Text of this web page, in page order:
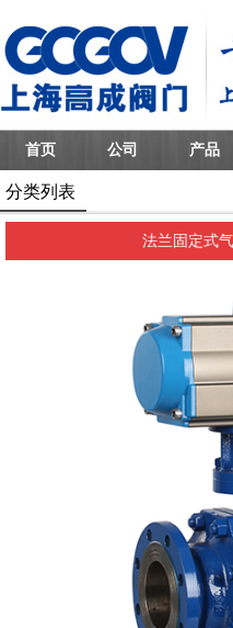
首页 公司 产品
分类列表
法兰固定式